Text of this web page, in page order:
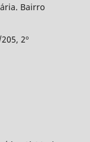
Bairro
2º